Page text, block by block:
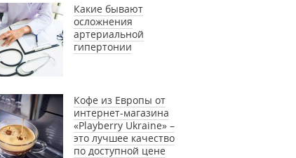
Какие бывают
осложнения
артериальной
гипертонии
Кофе из Европы от
интернет-магазина
«Playberry Ukraine» –
это лучшее качество
по доступной цене